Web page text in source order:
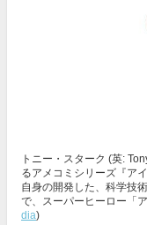
トニー・スターク (英:
るアメコミシリーズ『ア
自身の開発した、科学技
で、スーパーヒーロー「
dia)